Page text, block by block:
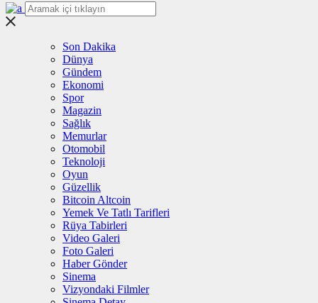
Son Dakika
Dünya
Gündem
Ekonomi
Spor
Magazin
Sağlık
Memurlar
Otomobil
Teknoloji
Oyun
Güzellik
Bitcoin Altcoin
Yemek Ve Tatlı Tarifleri
Rüya Tabirleri
Video Galeri
Foto Galeri
Haber Gönder
Sinema
Vizyondaki Filmler